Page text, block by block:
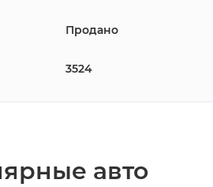
Продано
3524
авто